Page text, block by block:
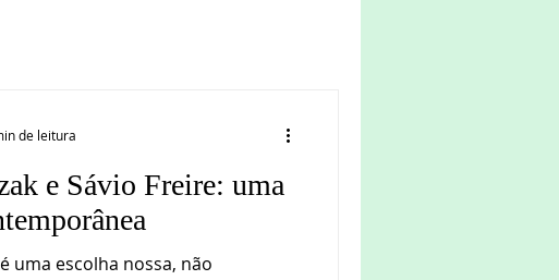
e Sávio Freire: uma
uma escolha nossa, não
de leitura